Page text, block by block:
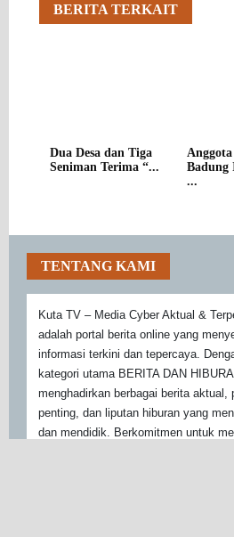
BERITA TERKAIT
Dua Desa dan Tiga
Seniman Terima “...
Badung
...
TENTANG KAMI
Kuta TV – Media Cyber Aktual &
adalah portal berita online yang
informasi terkini dan tepercaya.
kategori utama BERITA DAN
menghadirkan berbagai berita aktual,
penting, dan liputan hiburan yang
dan mendidik. Berkomitmen untuk